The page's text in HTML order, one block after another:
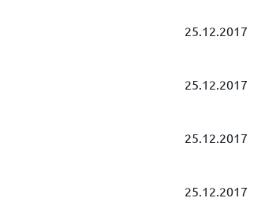
25.12.2017
25.12.2017
25.12.2017
25.12.2017